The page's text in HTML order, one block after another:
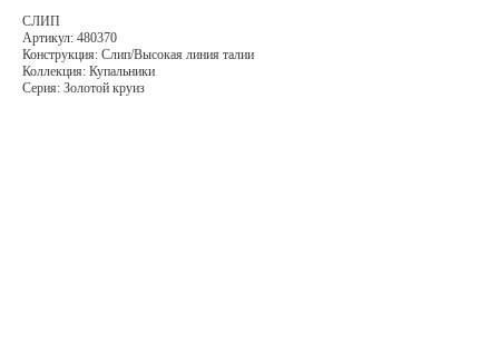
СЛИП
Артикул: 480370
Конструкция: Слип/Высокая линия талии
Коллекция: Купальники
Серия: Золотой круиз